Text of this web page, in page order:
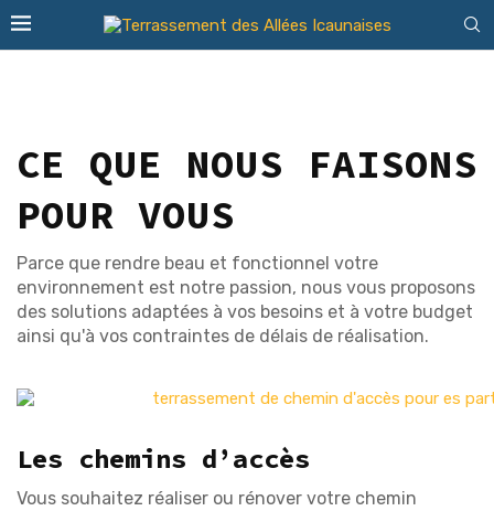
CE QUE NOUS FAISONS
POUR VOUS
Parce que rendre beau et fonctionnel votre
environnement est notre passion, nous vous proposons
des solutions adaptées à vos besoins et à votre budget
ainsi qu'à vos contraintes de délais de réalisation.
Les chemins d’accès
Vous souhaitez réaliser ou rénover votre chemin